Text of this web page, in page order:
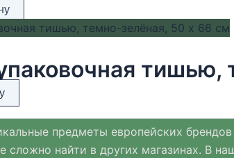
предметы европейских
сложно найти в других магазинах. В